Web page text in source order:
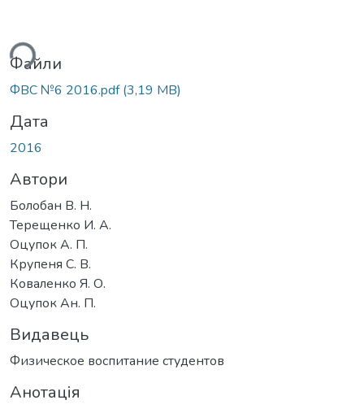
Файли
ФВС №6 2016.pdf(3,19 MB)
Дата
2016
Автори
Болобан В. Н.
Терещенко И. А.
Оцупок А. П.
Крупеня С. В.
Коваленко Я. О.
Оцупок Ан. П.
Видавець
Физическое воспитание студентов
Анотація